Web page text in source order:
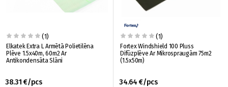
(1)
Elkatek Extra L Armētā Polietilēna
Plēve 1.5x40m, 60m2 Ar
Antikondensāta Slāni
38.31 €/pcs
(1)
Fortex Windshield 100 Pluss
Difūzplēve Ar Mikrospraugām 75m2
(1.5x50m)
34.64 €/pcs